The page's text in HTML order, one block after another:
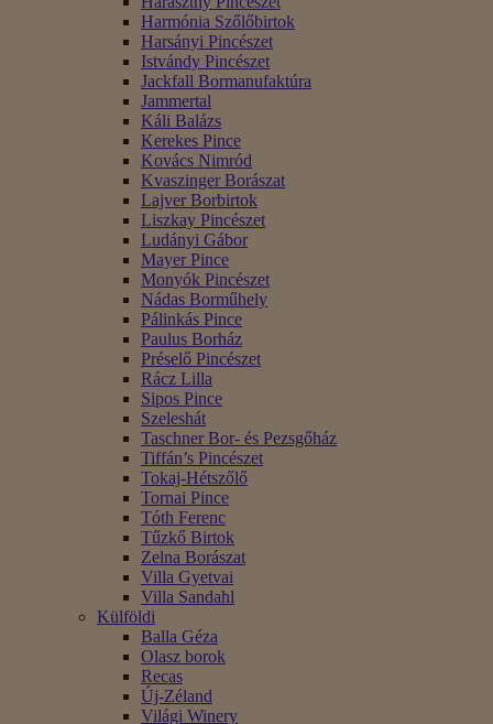
Harmónia Szőlőbirtok
Harsányi Pincészet
Istvándy Pincészet
Jackfall Bormanufaktúra
Jammertal
Káli Balázs
Kerekes Pince
Kovács Nimród
Kvaszinger Borászat
Lajver Borbirtok
Liszkay Pincészet
Ludányi Gábor
Mayer Pince
Monyók Pincészet
Nádas Borműhely
Pálinkás Pince
Paulus Borház
Préselő Pincészet
Rácz Lilla
Sipos Pince
Szeleshát
Taschner Bor- és Pezsgőház
Tiffán’s Pincészet
Tokaj-Hétszőlő
Tornai Pince
Tóth Ferenc
Tűzkő Birtok
Zelna Borászat
Villa Gyetvai
Villa Sandahl
Külföldi
Balla Géza
Olasz borok
Recas
Új-Zéland
Világi Winery